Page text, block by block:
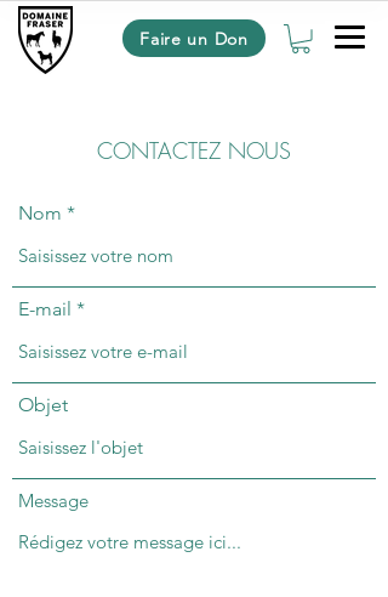
Faire un Don
CONTACTEZ NOUS
Nom
E-mail
Objet
Message